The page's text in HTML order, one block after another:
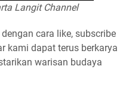
Langit Channel
dengan cara like, subscribe
kami dapat terus berkarya
warisan budaya